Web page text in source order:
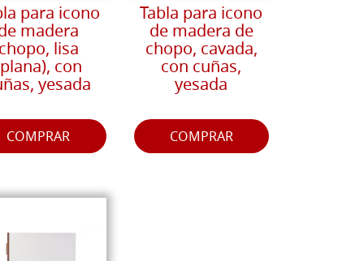
para icono
madera
lisa
con
yesada
COMPRAR
Tabla para icono
de madera de
chopo, cavada,
con cuñas,
yesada
COMPRAR